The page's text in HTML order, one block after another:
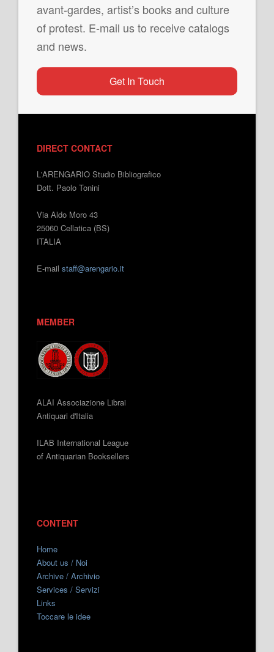
avant-gardes, artist’s books and culture
of protest. E-mail us to receive catalogs
and news.
Get In Touch
DIRECT CONTACT
L'ARENGARIO Studio Bibliografico
Dott. Paolo Tonini
Via Aldo Moro 43
25060 Cellatica (BS)
ITALIA
E-mail staff@arengario.it
MEMBER
ALAI Associazione Librai
Antiquari d'Italia
ILAB International League
of Antiquarian Booksellers
CONTENT
Home
About us / Noi
Archive / Archivio
Services / Servizi
Links
Toccare le idee